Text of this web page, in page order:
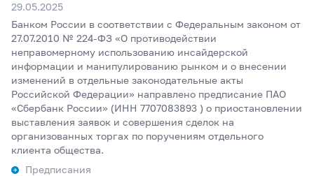
29.05.2025
Банком России в соответствии с Федеральным законом от
27.07.2010 № 224-ФЗ «О противодействии
неправомерному использованию инсайдерской
информации и манипулированию рынком и о внесении
изменений в отдельные законодательные акты
Российской Федерации» направлено предписание ПАО
«Сбербанк России» (ИНН 7707083893 ) о приостановлении
выставления заявок и совершения сделок на
организованных торгах по поручениям отдельного
клиента общества.
Предписания